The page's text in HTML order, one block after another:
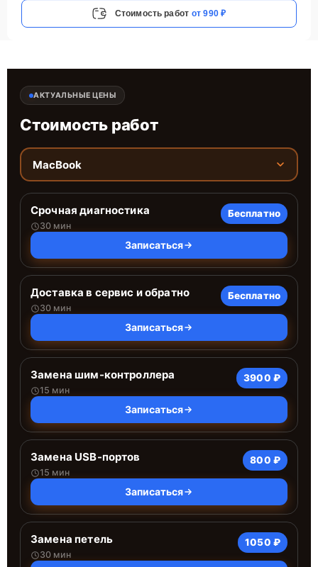
Стоимость работ от 990 ₽
АКТУАЛЬНЫЕ ЦЕНЫ
Стоимость работ
MacBook
Срочная диагностика
30 мин
Бесплатно
Записаться
Доставка в сервис и обратно
30 мин
Бесплатно
Записаться
Замена шим-контроллера
15 мин
3900 ₽
Записаться
Замена USB-портов
15 мин
800 ₽
Записаться
Замена петель
30 мин
1050 ₽